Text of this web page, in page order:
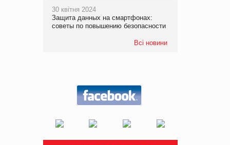
30 квітня 2024
Защита данных на смартфонах:
советы по повышению безопасности
Всі новини